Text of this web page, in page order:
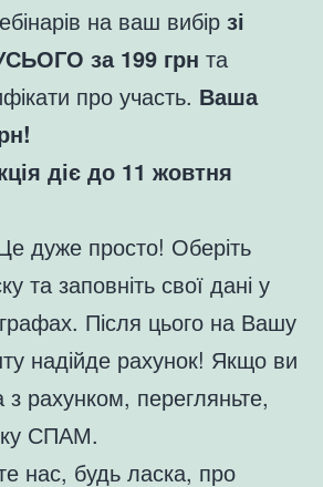
на ваш вибір зі
за 199 грн та
про участь. Ваша
діє до 11 жовтня
дуже просто! Оберіть
та заповніть свої дані у
Після цього на Вашу
надійде рахунок! Якщо ви
рахунком, перегляньте,
СПАМ.
нас, будь ласка, про